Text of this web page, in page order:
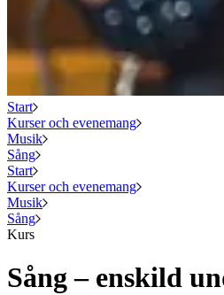
Start
Kurser och evenemang
Musik
Sång
Start
Kurser och evenemang
Musik
Sång
Kurs
Sång – enskild